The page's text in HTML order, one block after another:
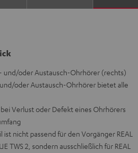
und/oder Austausch-Ohrhörer (rechts)
oder Austausch-Ohrhörer bietet alle
Verlust oder Defekt eines Ohrhörers
ist nicht passend für den Vorgänger REAL
TWS 2, sondern ausschließlich für REAL